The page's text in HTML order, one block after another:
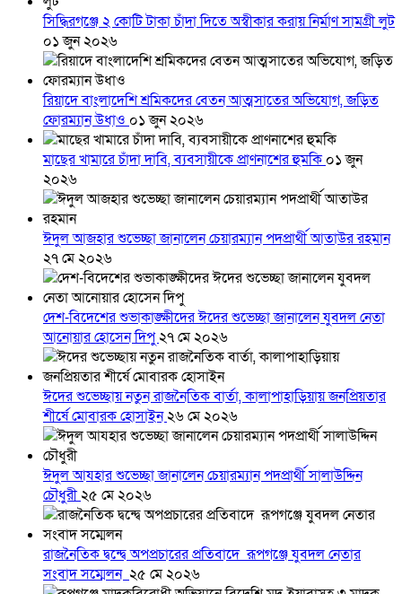
সিদ্ধিরগঞ্জে ২ কোটি টাকা চাঁদা দিতে অস্বীকার করায় নির্মাণ সামগ্রী লুট
০১ জুন ২০২৬
রিয়াদে বাংলাদেশি শ্রমিকদের বেতন আত্মসাতের অভিযোগ, জড়িত
ফোরম্যান উধাও ০১ জুন ২০২৬
মাছের খামারে চাঁদা দাবি, ব্যবসায়ীকে প্রাণনাশের হুমকি ০১ জুন
২০২৬
ঈদুল আজহার শুভেচ্ছা জানালেন চেয়ারম্যান পদপ্রার্থী আতাউর রহমান
২৭ মে ২০২৬
দেশ-বিদেশের শুভাকাঙ্ক্ষীদের ঈদের শুভেচ্ছা জানালেন যুবদল নেতা
আনোয়ার হোসেন দিপু২৭ মে ২০২৬
ঈদের শুভেচ্ছায় নতুন রাজনৈতিক বার্তা, কালাপাহাড়িয়ায় জনপ্রিয়তার
শীর্ষে মোবারক হোসাইন২৬ মে ২০২৬
ঈদুল আযহার শুভেচ্ছা জানালেন চেয়ারম্যান পদপ্রার্থী সালাউদ্দিন
চৌধুরী২৫ মে ২০২৬
রাজনৈতিক দ্বন্দ্বে অপপ্রচারের প্রতিবাদে ‎রূপগঞ্জে যুবদল নেতার
সংবাদ সম্মেলন ‎ ২৫ মে ২০২৬